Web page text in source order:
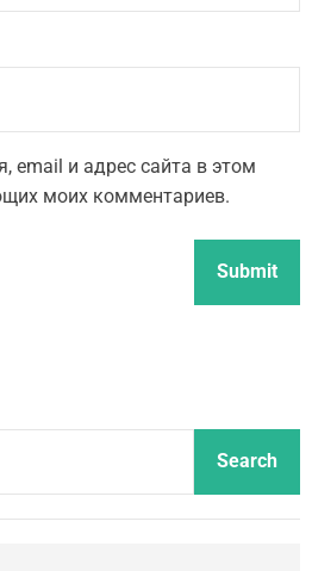
email и адрес сайта в этом
моих комментариев.
Search